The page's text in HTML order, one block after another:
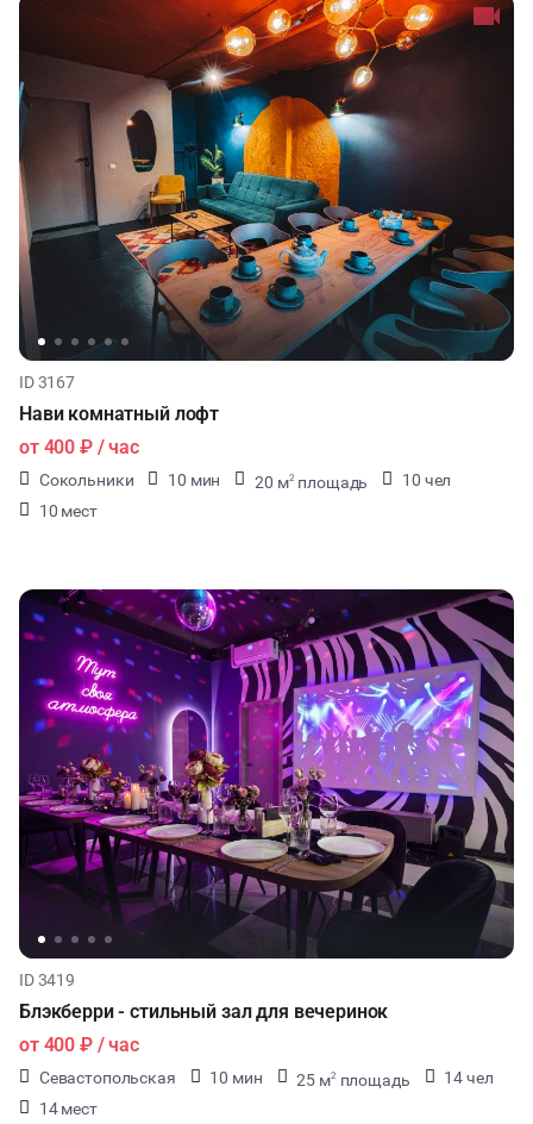
КУЛИНАРНЫЙ МАСТЕР-КЛАСС
ФУРШЕТЫ
КОНФЕРЕНЦИИ
ХАКАТОНЫ
ДЕГУСТАЦИИ
ЧАЕПИТИЕ
ID 3167
Нави комнатный лофт
от 400 ₽/ час
Сокольники 10 мин 20 м2 площадь
10 чел
10 мест
ID 3419
Блэкберри - стильный зал для вечеринок
от 400 ₽/ час
Севастопольская 10 мин 25 м2 площадь
14 чел
14 мест